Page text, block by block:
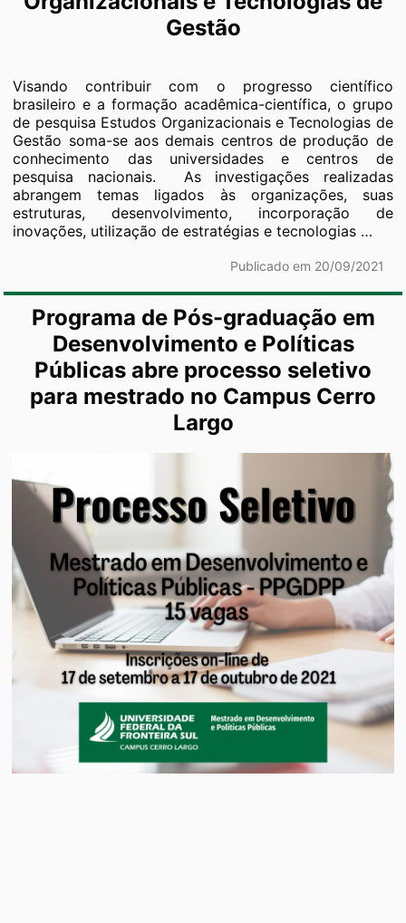
de
Desenvolvimento
Gestão
Visando contribuir com o progresso científico
brasileiro e a formação acadêmica-científica, o grupo
de pesquisa Estudos Organizacionais e Tecnologias de
Gestão soma-se aos demais centros de produção de
conhecimento das universidades e centros de
pesquisa nacionais. As investigações realizadas
abrangem temas ligados às organizações, suas
estruturas, desenvolvimento, incorporação de
inovações, utilização de estratégias e tecnologias …
e
Publicado em 20/09/2021
Programa de Pós-graduação em
Desenvolvimento e Políticas
Públicas abre processo seletivo
para mestrado no Campus Cerro
Largo